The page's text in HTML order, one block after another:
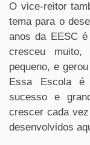
O vice-reitor
tema para o
anos da EESC
cresceu muito,
pequeno, e
Essa Escola
sucesso e
crescer cada
desenvolvidos